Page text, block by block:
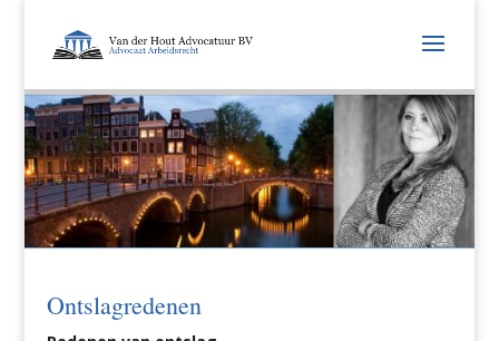
Ontslagredenen